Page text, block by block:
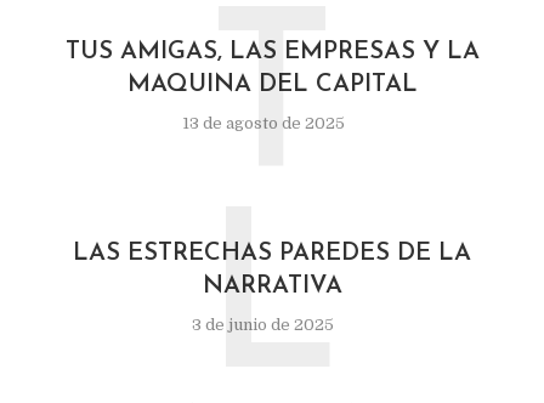
TUS AMIGAS, LAS EMPRESAS Y LA
MAQUINA DEL CAPITAL
13 de agosto de 2025
T
LAS ESTRECHAS PAREDES DE LA
NARRATIVA
3 de junio de 2025
L